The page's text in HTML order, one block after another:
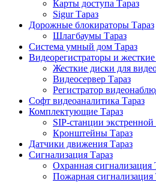
Карты доступа Тараз
Sigur Тараз
Дорожные блокираторы Тараз
Шлагбаумы Тараз
Система умный дом Тараз
Видеорегистраторы и
Жесткие диски для
Видеосервер Тараз
Регистратор
Софт видеоаналитика Тараз
Комплектующие Тараз
SIP-станции
Кронштейны Тараз
Датчики движения Тараз
Сигнализация Тараз
Охранная сигнализация
Пожарная сигнализация